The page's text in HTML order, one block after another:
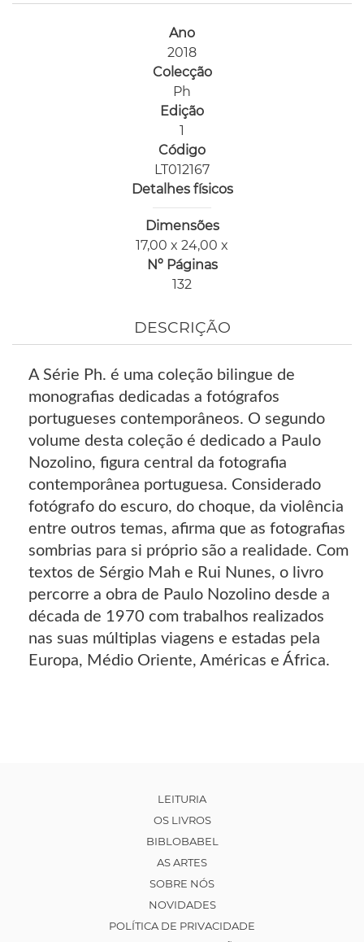
Ano
2018
Colecção
Ph
Edição
1
Código
LT012167
Detalhes físicos
Dimensões
17,00 x 24,00 x
Nº Páginas
132
DESCRIÇÃO
A Série Ph. é uma coleção bilingue de
monografias dedicadas a fotógrafos
portugueses contemporâneos. O segundo
volume desta coleção é dedicado a Paulo
Nozolino, figura central da fotografia
contemporânea portuguesa. Considerado
fotógrafo do escuro, do choque, da violência
entre outros temas, afirma que as fotografias
sombrias para si próprio são a realidade. Com
textos de Sérgio Mah e Rui Nunes, o livro
percorre a obra de Paulo Nozolino desde a
década de 1970 com trabalhos realizados
nas suas múltiplas viagens e estadas pela
Europa, Médio Oriente, Américas e África.
LEITURIA
OS LIVROS
BIBLOBABEL
AS ARTES
SOBRE NÓS
NOVIDADES
POLÍTICA DE PRIVACIDADE